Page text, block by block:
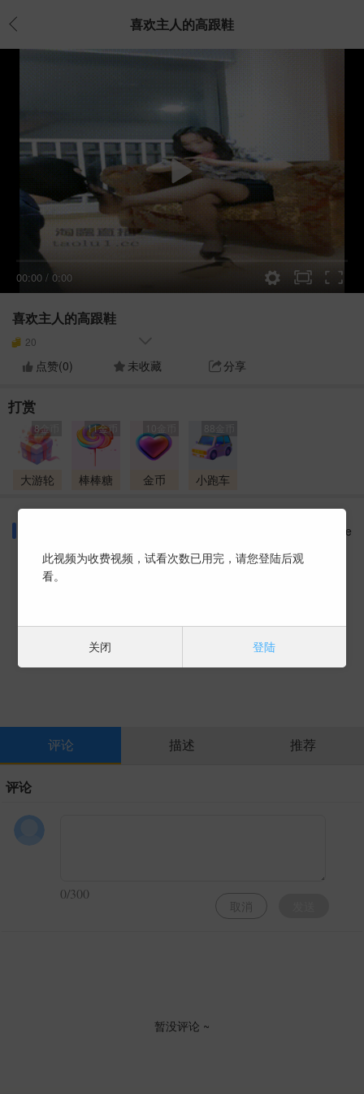
喜欢主人的高跟鞋
00:00 / 0:00
喜欢主人的高跟鞋
20
点赞(0) 未收藏 分享
打赏
大游轮
8金币
棒棒糖
11金币
金币 小跑车
More
评论 描述 推荐
评论
0/300
取消
暂没评论 ~
此视频为收费视频，试看次数已用完，请您登陆后观
看。
关闭 登陆